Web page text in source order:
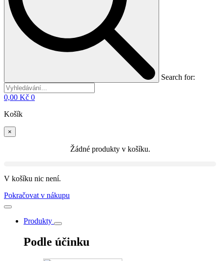
Search for:
0,00 Kč 0
Košík
×
Žádné produkty v košíku.
V košíku nic není.
Pokračovat v nákupu
Produkty
Podle účinku